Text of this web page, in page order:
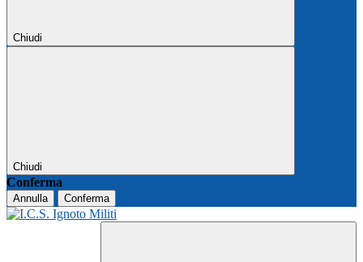
Chiudi
Chiudi
Conferma
Annulla Conferma